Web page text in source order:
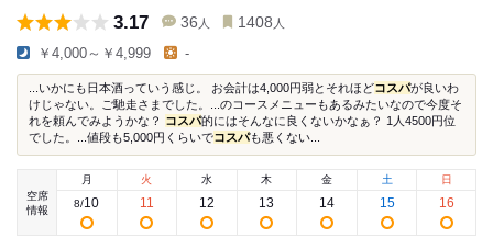
3.17 36 人 1408 人
￥4,000～￥4,999 -
...いかにも日本酒っていう感じ。 お会計は4,000円弱とそれほどコスパが良いわ
けじゃない。ご馳走さまでした。...のコースメニューもあるみたいなので今度そ
れを頼んでみようかな？ コスパ的にはそんなに良くないかなぁ？ 1人4500円位
でした。...値段も5,000円くらいでコスパも悪くない...
空席
情報
月
8/10
火
11
水
12
木
13
金
14
土
15
日
16